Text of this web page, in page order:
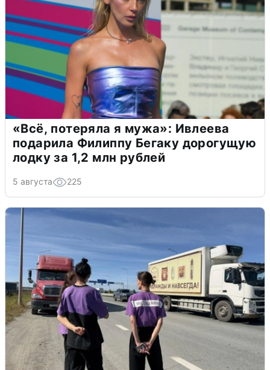
«Всё, потеряла я мужа»: Ивлеева
подарила Филиппу Бегаку дорогущую
лодку за 1,2 млн рублей
5 августа 225